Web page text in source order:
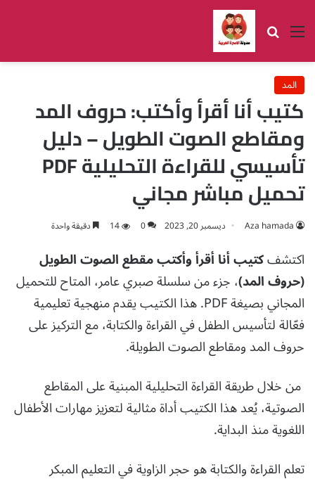
القائمة بحث عن
المد
كتيب أنا أقرأ وأكتب: حروف المد
ومقاطع الصوت الطويل – دليل
تأسيسي للقراءة التحليلية PDF
تحميل مباشر مجاني
Aza hamada ديسمبر 20, 2023 0
14 دقيقة واحدة
اكتشفكتيب أنا أقرأ وأكتب مقطع الصوت الطويل
(حروف المد)، جزء من سلسلة صبري عامر، المتاح للتحميل
المجاني بصيغة PDF. هذا الكتيب يقدم منهجية تعليمية
فعّالة لتأسيس الطفل في القراءة والكتابة، مع التركيز على
حروف المد ومقاطع الصوت الطويلة.
من خلال طريقة القراءة التحليلية المبنية على المقاطع
الصوتية، يُعد هذا الكتيب أداة مثالية لتعزيز مهارات الأطفال
اللغوية منذ البداية.
تعلم القراءة والكتابة هو حجر الزاوية في التعليم المبكر